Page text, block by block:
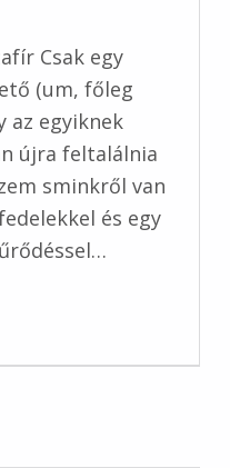
Csak egy
(um, főleg
az egyiknek
újra feltalálnia
sminkről van
és egy
zafír fedelekkel és béléssel”